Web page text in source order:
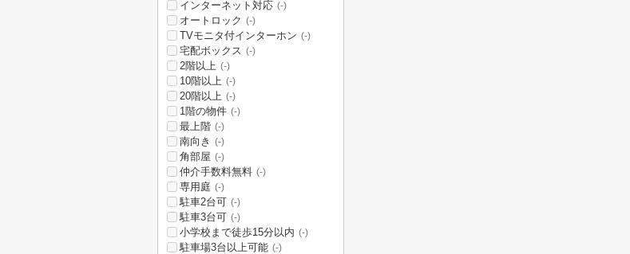
インターネット対応 (-)
オートロック (-)
TVモニタ付インターホン (-)
宅配ボックス (-)
2階以上 (-)
10階以上 (-)
20階以上 (-)
1階の物件 (-)
最上階 (-)
南向き (-)
角部屋 (-)
仲介手数料無料 (-)
専用庭 (-)
駐車2台可 (-)
駐車3台可 (-)
小学校まで徒歩15分以内 (-)
駐車場3台以上可能 (-)